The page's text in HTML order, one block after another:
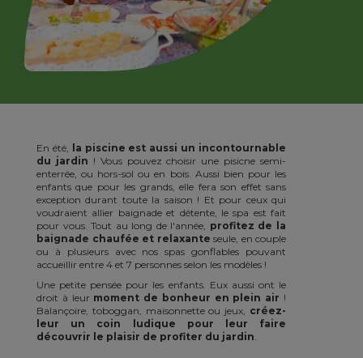
En été,
la piscine est aussi un incontournable
du jardin ! Vous pouvez choisir une pisicne semi-
enterrée, ou hors-sol ou en bois. Aussi bien pour les
enfants que pour les grands, elle fera son effet sans
exception durant toute la saison ! Et pour ceux qui
voudraient allier baignade et détente, le spa est fait
pour vous. Tout au long de l'année, profitez de la
baignade chaufée et relaxante seule, en couple
ou à plusieurs avec nos spas gonflables pouvant
accueillir entre 4 et 7 personnes selon les modèles !
Une petite pensée pour les enfants. Eux aussi ont le
droit à leur moment de bonheur en plein air !
Balançoire, toboggan, maisonnette ou jeux, créez-
leur un coin ludique pour leur faire
découvrir le plaisir de profiter du jardin.